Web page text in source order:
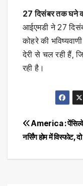
27 दिसंबर तक घने
आईएमडी ने 27
कोहरे की
देरी से चल रही हैं,
रही है।
Post
America :
नर्सिंग होम में विस्फोट,